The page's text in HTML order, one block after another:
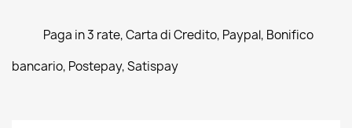
Paga in 3 rate, Carta di Credito, Paypal, Bonifico
bancario, Postepay, Satispay